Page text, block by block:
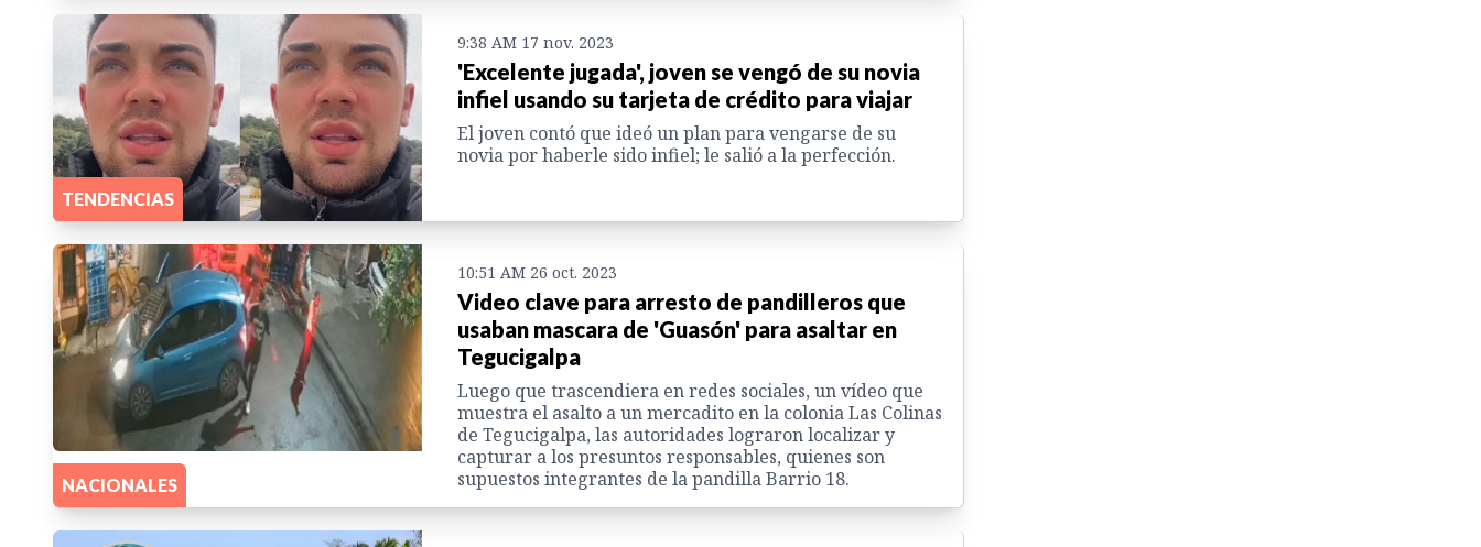
TENDENCIAS
9:38 AM 17 nov. 2023
'Excelente jugada', joven se vengó de su novia
infiel usando su tarjeta de crédito para viajar
El joven contó que ideó un plan para vengarse de su
novia por haberle sido infiel; le salió a la perfección.
NACIONALES
10:51 AM 26 oct. 2023
Video clave para arresto de pandilleros que
usaban mascara de 'Guasón' para asaltar en
Tegucigalpa
Luego que trascendiera en redes sociales, un vídeo que
muestra el asalto a un mercadito en la colonia Las Colinas
de Tegucigalpa, las autoridades lograron localizar y
capturar a los presuntos responsables, quienes son
supuestos integrantes de la pandilla Barrio 18.